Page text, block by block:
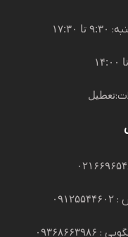
۹:۳۰ تا ۱۷:۳۰
تعطیل
: ۰۹۱۲۵۵۴۴۶۰۲
: ۰۹۳۶۸۶۶۳۹۸۶